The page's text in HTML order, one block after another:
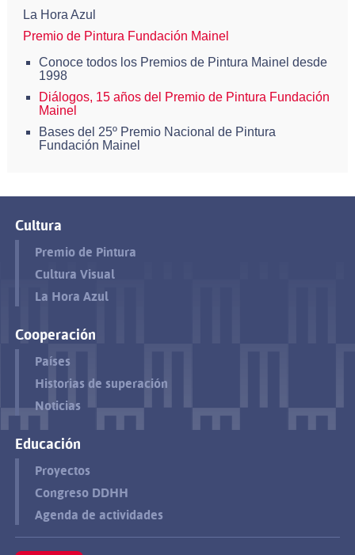
La Hora Azul
Premio de Pintura Fundación Mainel
Conoce todos los Premios de Pintura Mainel desde
1998
Diálogos, 15 años del Premio de Pintura Fundación
Mainel
Bases del 25º Premio Nacional de Pintura
Fundación Mainel
Cultura
Premio de Pintura
Cultura Visual
La Hora Azul
Cooperación
Países
Historias de superación
Noticias
Educación
Proyectos
Congreso DDHH
Agenda de actividades